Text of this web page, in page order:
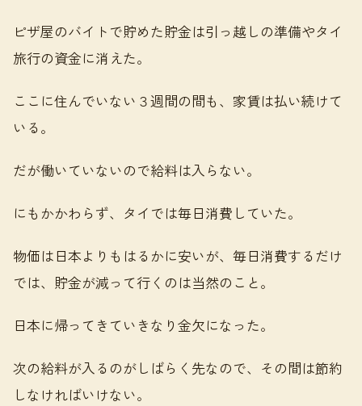
ピザ屋のバイトで貯めた貯金は引っ越しの準備やタイ
旅行の資金に消えた。
ここに住んでいない３週間の間も、家賃は払い続けて
いる。
だが働いていないので給料は入らない。
にもかかわらず、タイでは毎日消費していた。
物価は日本よりもはるかに安いが、毎日消費するだけ
では、貯金が減って行くのは当然のこと。
日本に帰ってきていきなり金欠になった。
次の給料が入るのがしばらく先なので、その間は節約
しなければいけない。